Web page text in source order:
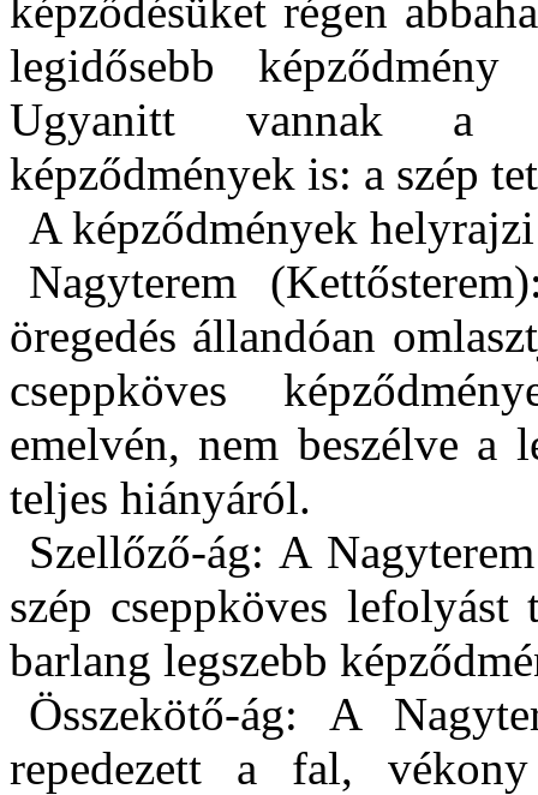
képződésüket régen
legidősebb
Ugyanitt vannak a
képződmények is: a szép
A képződmények
Nagyterem
öregedés állandóan
cseppköves
emelvén, nem beszélve a
teljes hiányáról.
Szellőző-ág: A
szép cseppköves
barlang legszebb
Összekötő-ág: A
repedezett a fal,